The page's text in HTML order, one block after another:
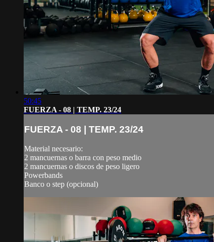
50:45
FUERZA - 08 | TEMP. 23/24
FUERZA - 08 | TEMP. 23/24
Material necesario:
2 mancuernas o barra con peso medio
2 mancuernas o discos de peso ligero
Powerbands
Banco o step (opcional)